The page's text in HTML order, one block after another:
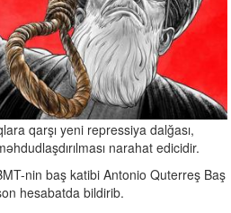
qarşı yeni repressiya dalğası,
narahat edicidir.
nin baş katibi Antonio Quterreş Baş
hesabatda bildirib.